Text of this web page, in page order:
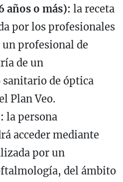
años o más): la receta
por los profesionales
profesional de
de un
de óptica
Plan Veo.
la persona
acceder mediante
por un
del ámbito